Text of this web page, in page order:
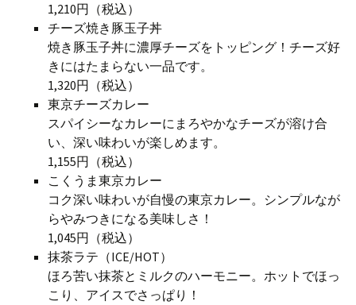
1,210円（税込）
チーズ焼き豚玉子丼
焼き豚玉子丼に濃厚チーズをトッピング！チーズ好
きにはたまらない一品です。
1,320円（税込）
東京チーズカレー
スパイシーなカレーにまろやかなチーズが溶け合
い、深い味わいが楽しめます。
1,155円（税込）
こくうま東京カレー
コク深い味わいが自慢の東京カレー。シンプルなが
らやみつきになる美味しさ！
1,045円（税込）
抹茶ラテ（ICE/HOT）
ほろ苦い抹茶とミルクのハーモニー。ホットでほっ
こり、アイスでさっぱり！